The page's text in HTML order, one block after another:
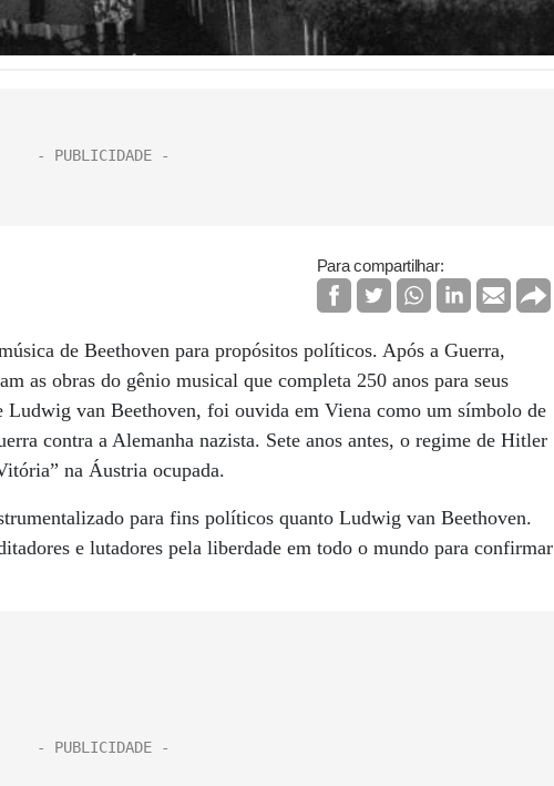
Para compartilhar:
de Beethoven para propósitos políticos. Após a Guerra,
as obras do gênio musical que completa 250 anos para seus
van Beethoven, foi ouvida em Viena como um símbolo de
contra a Alemanha nazista. Sete anos antes, o regime de Hitler
na Áustria ocupada.
para fins políticos quanto Ludwig van Beethoven.
e lutadores pela liberdade em todo o mundo para confirmar